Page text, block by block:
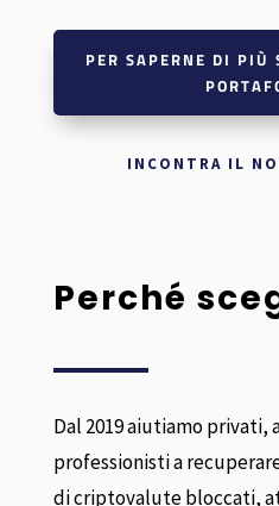
PER SAPERNE DI PIÙ
INCONTRA IL
Perché
Dal 2019 aiutiamo privati,
professionisti a
di criptovalute bloccati,